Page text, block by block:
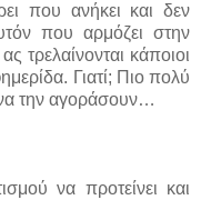
που ανήκει και δεν
που αρμόζει στην
τρελαίνονται κάποιοι
Γιατί; Πιο πολύ
την αγοράσουν…
να προτείνει και